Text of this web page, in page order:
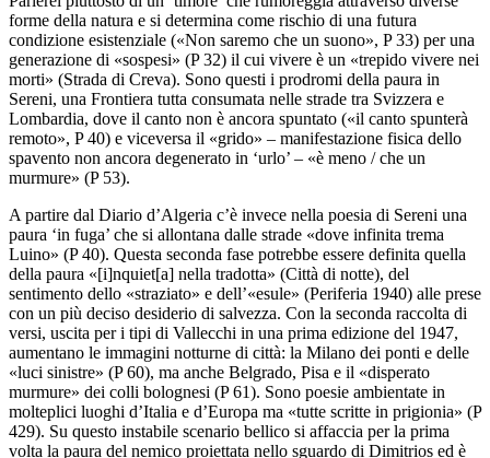
forme della natura e si determina come rischio di una futura
condizione esistenziale («Non saremo che un suono», P 33) per una
generazione di «sospesi» (P 32) il cui vivere è un «trepido vivere nei
morti» (Strada di Creva). Sono questi i prodromi della paura in
Sereni, una Frontiera tutta consumata nelle strade tra Svizzera e
Lombardia, dove il canto non è ancora spuntato («il canto spunterà
remoto», P 40) e viceversa il «grido» – manifestazione fisica dello
spavento non ancora degenerato in ‘urlo’ – «è meno / che un
murmure» (P 53).
A partire dal Diario d’Algeria c’è invece nella poesia di Sereni una
paura ‘in fuga’ che si allontana dalle strade «dove infinita trema
Luino» (P 40). Questa seconda fase potrebbe essere definita quella
della paura «[i]nquiet[a] nella tradotta» (Città di notte), del
sentimento dello «straziato» e dell’«esule» (Periferia 1940) alle prese
con un più deciso desiderio di salvezza. Con la seconda raccolta di
versi, uscita per i tipi di Vallecchi in una prima edizione del 1947,
aumentano le immagini notturne di città: la Milano dei ponti e delle
«luci sinistre» (P 60), ma anche Belgrado, Pisa e il «disperato
murmure» dei colli bolognesi (P 61). Sono poesie ambientate in
molteplici luoghi d’Italia e d’Europa ma «tutte scritte in prigionia» (P
429). Su questo instabile scenario bellico si affaccia per la prima
volta la paura del nemico proiettata nello sguardo di Dimitrios ed è